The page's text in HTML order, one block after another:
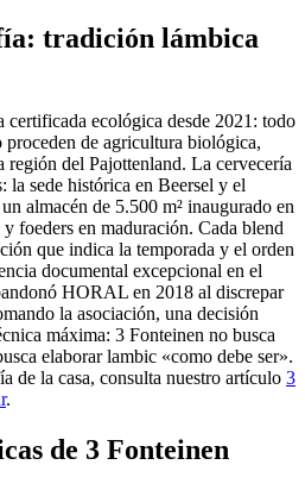
tradición lámbica
certificada ecológica desde 2021: todo
proceden de agricultura biológica,
región del Pajottenland. La cervecería
la sede histórica en Beersel y el
almacén de 5.500 m² inaugurado en
foeders en maduración. Cada blend
que indica la temporada y el orden
documental excepcional en el
HORAL en 2018 al discrepar
la asociación, una decisión
máxima: 3 Fonteinen no busca
elaborar lambic «como debe ser».
de la casa, consulta nuestro artículo 3
.
de 3 Fonteinen